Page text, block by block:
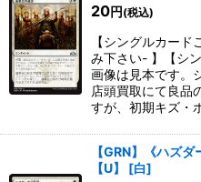
20円 (税込)
【シングルカー
み下さい- 】【シ
画像は見本です。
店頭買取にて良品
すが、初期キズ・
【GRN】《ハズ
【U】
[白]